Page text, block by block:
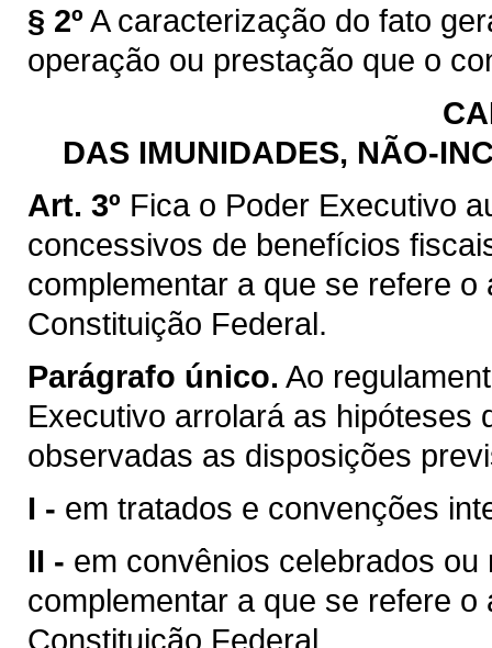
§ 2º A caracterização do fato
operação ou prestação que o
DAS IMUNIDADES, NÃO-
Art. 3º Fica o Poder Executivo
concessivos de benefícios
complementar a que se refere
Constituição Federal.
Parágrafo único. Ao
Executivo arrolará as hipóteses
observadas as disposições
I - em tratados e convenções
II - em convênios celebrados
complementar a que se refere
Constituição Federal.